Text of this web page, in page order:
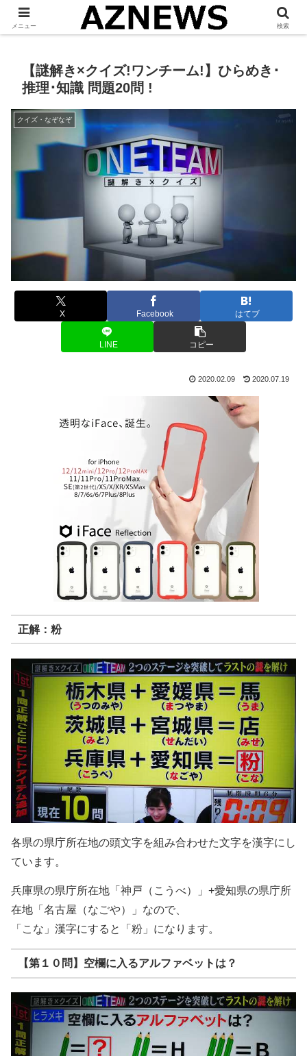
「 見たい・役立つ・面白い 」をお伝えします。
【謎解き×クイズ!ワンチーム!】ひらめき･
推理･知識 問題20問 !
クイズ・なぞなぞ
X Facebook はてブ
LINE コピー
2020.02.09 2020.07.19
正解：粉
各県の県庁所在地の頭文字を組み合わせた文字を漢字にし
ています。
兵庫県の県庁所在地「神戸（こうべ）」+愛知県の県庁所
在地「名古屋（なごや）」なので、
「こな」漢字にすると「粉」になります。
【第１０問】空欄に入るアルファベットは？
メニュー 検索